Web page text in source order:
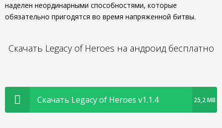
наделен неординарными способностями, которые
обязательно пригодятся во время напряженной битвы.
Скачать Legacy of Heroes на андроид бесплатно
Скачать Legacy of Heroes v1.1.4 25,2 MB